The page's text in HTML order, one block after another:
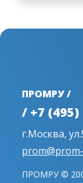
ПРОМРУ /
/ +7 (495)
г.Москва,
ПРОМРУ ©